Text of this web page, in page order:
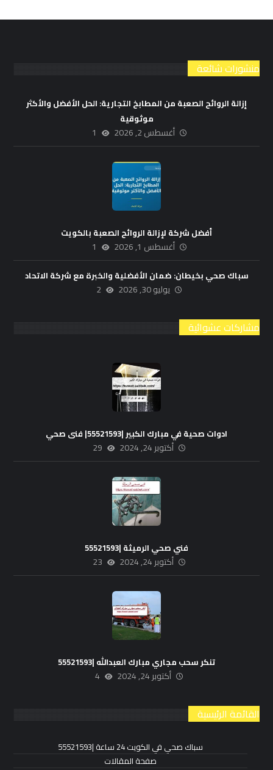
منشورات شائعة
إزالة الروائح الصعبة من المطابخ التجارية: الحل الأفضل والأكثر
موثوقية
أغسطس 2, 2026 1
أفضل شركة لإزالة الروائح الصعبة بالكويت
أغسطس 1, 2026 1
سباك صحي بخيطان: ضمان الأفضلية والخبرة مع شركة الاتحاد
يوليو 30, 2026 2
مشاركات عشوائية
ادوات صحية في مبارك الكبير |55521593| فنى صحي
أكتوبر 24, 2024 29
فني صحي الرميثة |55521593
أكتوبر 24, 2024 23
تنكر سحب مجاري مبارك العبدالله |55521593
أكتوبر 24, 2024 4
القائمة الرئيسية
سباك صحي في الكويت 24 ساعة |55521593
صفحة المقالات